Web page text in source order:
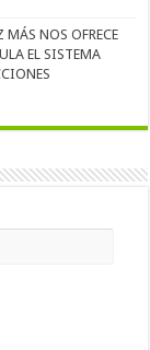
MÁS NOS OFRECE
EL SISTEMA